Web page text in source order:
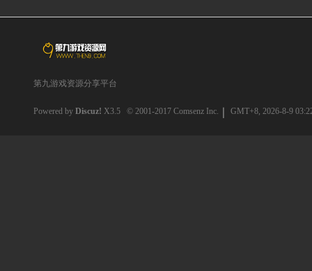
第九游戏资源分享平台
Powered by Discuz! X3.5 © 2001-2017 Comsenz Inc. GMT+8, 2026-8-9